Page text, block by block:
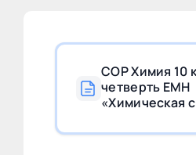
СОР Химия 10
четверть ЕМН
«Химическая